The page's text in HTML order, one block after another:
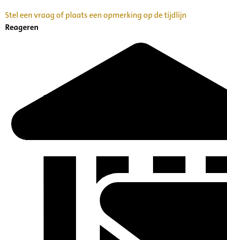
Stel een vraag of plaats een opmerking op de tijdlijn
Reageren